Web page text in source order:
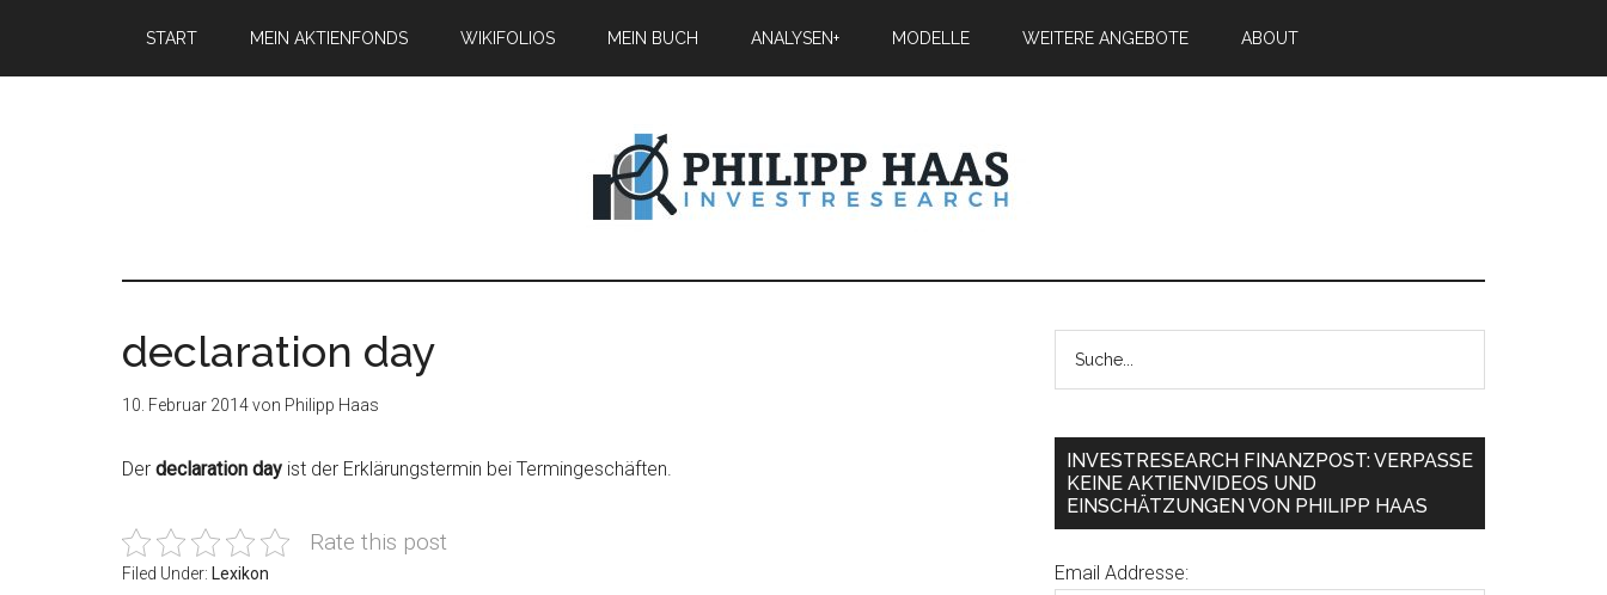
START MEIN AKTIENFONDS WIKIFOLIOS MEIN BUCH ANALYSEN+ MODELLE WEITERE ANGEBOTE ABOUT
declaration day
10. Februar 2014von Philipp Haas
Der declaration day ist der Erklärungstermin bei Termingeschäften.
Rate this post
Filed Under: Lexikon
INVESTRESEARCH FINANZPOST: VERPASSE
KEINE AKTIENVIDEOS UND
EINSCHÄTZUNGEN VON PHILIPP HAAS
Email Addresse: